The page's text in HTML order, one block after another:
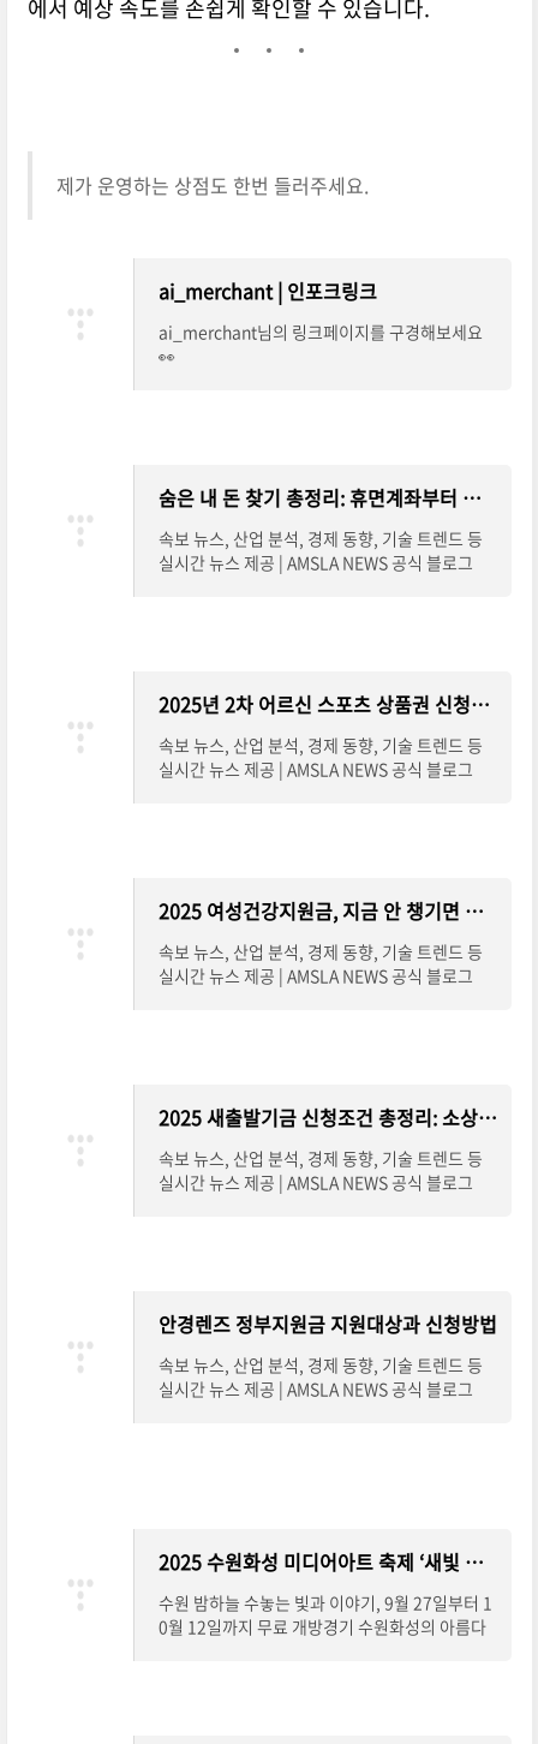
에서 예상 속도를 손쉽게 확인할 수 있습니다.
제가 운영하는 상점도 한번 들러주세요.
ai_merchant | 인포크링크
ai_merchant님의 링크페이지를 구경해보세요
👀
숨은 내 돈 찾기 총정리: 휴면계좌부터 카드포인트까지 한눈에 조회
속보 뉴스, 산업 분석, 경제 동향, 기술 트렌드 등
실시간 뉴스 제공 | AMSLA NEWS 공식 블로그
2025년 2차 어르신 스포츠 상품권 신청방법 완전 정리
속보 뉴스, 산업 분석, 경제 동향, 기술 트렌드 등
실시간 뉴스 제공 | AMSLA NEWS 공식 블로그
2025 여성건강지원금, 지금 안 챙기면 손해! 신청방법 총정리
속보 뉴스, 산업 분석, 경제 동향, 기술 트렌드 등
실시간 뉴스 제공 | AMSLA NEWS 공식 블로그
2025 새출발기금 신청조건 총정리: 소상공인을 위한 실질적 채무조정 지원
속보 뉴스, 산업 분석, 경제 동향, 기술 트렌드 등
실시간 뉴스 제공 | AMSLA NEWS 공식 블로그
안경렌즈 정부지원금 지원대상과 신청방법
속보 뉴스, 산업 분석, 경제 동향, 기술 트렌드 등
실시간 뉴스 제공 | AMSLA NEWS 공식 블로그
2025 수원화성 미디어아트 축제 ‘새빛 향연’, 야경 명소로 떠오르다
수원 밤하늘 수놓는 빛과 이야기, 9월 27일부터 1
0월 12일까지 무료 개방경기 수원화성의 아름다